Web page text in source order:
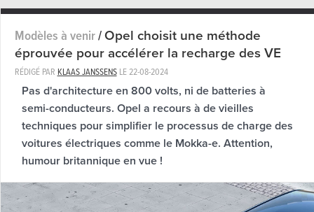
Modèles à venir/Opel choisit une méthode
éprouvée pour accélérer la recharge des VE
RÉDIGÉ PAR KLAAS JANSSENSLE 22-08-2024
Pas d'architecture en 800 volts, ni de batteries à
semi-conducteurs. Opel a recours à de vieilles
techniques pour simplifier le processus de charge des
voitures électriques comme le Mokka-e. Attention,
humour britannique en vue !